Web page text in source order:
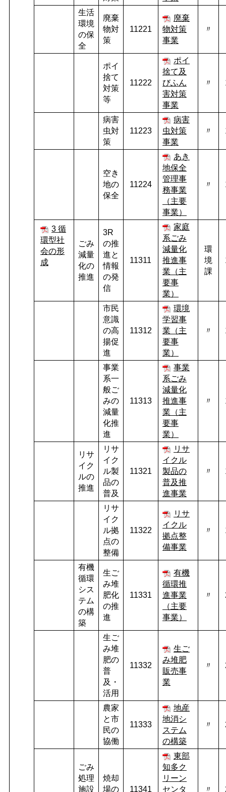
生活
環境
の保
全
廃棄
物対
策
11221
廃棄
物対策
事業
〃
ポイ
捨て
対策
等
11222
ポイ
捨て及
びふん
害対策
事業
〃
病害
虫対
策
11223
病害
虫対策
事業
〃
空き
地の
保全
11224
あき
地保全
管理事
務事業
（主要
事業）
〃
3 循
環型社
会の形
成
ごみ
減量
化の
推進
3R
の推
進と
情報
の発
信
11311
家庭
系ごみ
減量化
推進事
業（主
要事
業）
環
境
課
市民
意識
の高
揚促
進
11312
環境
学習事
業（主
要事
業）
〃
事業
系一
般ご
みの
減量
化推
進
11313
事業
系ごみ
減量化
推進事
業（主
要事
業）
〃
リサ
イク
ルの
推進
リサ
イク
ル製
品の
普及
11321
リサ
イクル
製品の
普及推
進事業
〃
リサ
イク
ル拠
点の
整備
11322
リサ
イクル
拠点整
備事業
〃
有機
循環
シス
テム
の構
築
生ご
み堆
肥化
の推
進
11331
有機
循環推
進事業
（主要
事業）
〃
生ご
み堆
肥の
普
及・
活用
11332
生ご
み堆肥
販売事
業
〃
農家
と市
民の
協働
11333
地産
地消シ
ステム
の構築
〃
ごみ
処理
施設
焼却
場の
11341
東部
知多ク
リーン
センタ
〃